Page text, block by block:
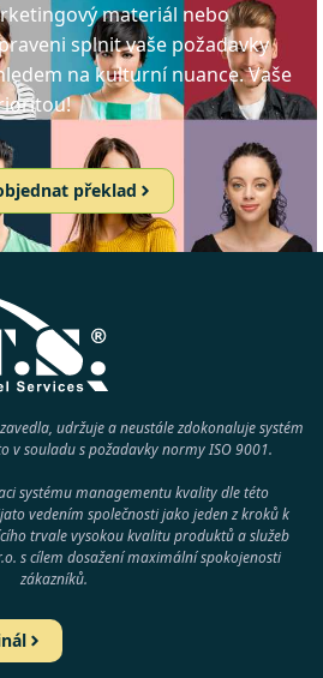
materiál nebo
splnit vaše požadavky
na kulturní nuance. Vaše
překlad
udržuje a neustále zdokonaluje systém
v souladu s požadavky normyISO 9001.
systému managementu kvality dle této
vedením společnosti jako jeden z kroků k
trvale vysokou kvalitu produktů a služeb
s cílem dosažení maximální spokojenosti
zákazníků.